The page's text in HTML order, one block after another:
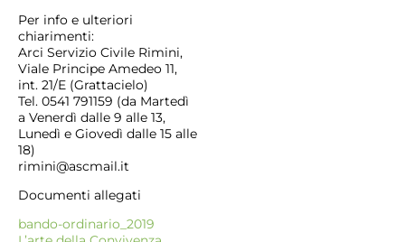
Per info e ulteriori
chiarimenti:
Arci Servizio Civile Rimini,
Viale Principe Amedeo 11,
int. 21/E (Grattacielo)
Tel. 0541 791159 (da Martedì
a Venerdì dalle 9 alle 13,
Lunedì e Giovedì dalle 15 alle
18)
rimini@ascmail.it
Documenti allegati
bando-ordinario_2019